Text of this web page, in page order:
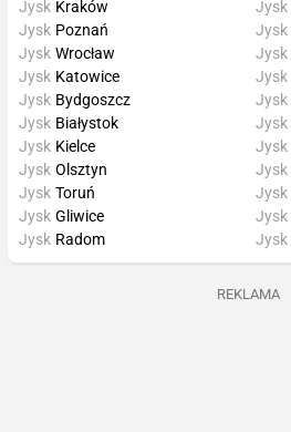
Jysk Kraków
Jysk Poznań
Jysk Wrocław
Jysk
Jysk
Jysk
Jysk Katowice
Jysk Bydgoszcz
Jysk Białystok
Jysk Kielce
Jysk
Jysk
Jysk
Jysk
Jysk Olsztyn
Jysk Toruń
Jysk Gliwice
Jysk Radom
Jysk
Jysk
Jysk
Jysk
REKLAMA